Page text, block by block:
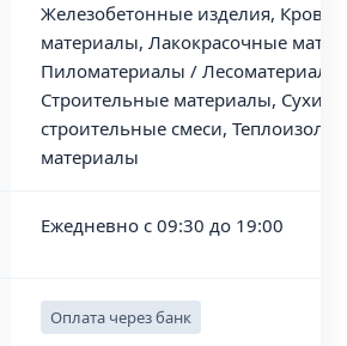
Железобетонные изделия,
материалы, Лакокрасочные
Пиломатериалы / Лесоматериалы,
Строительные материалы, Сухие
строительные смеси,
материалы
Ежедневно с 09:30 до 19:00
Оплата через банк